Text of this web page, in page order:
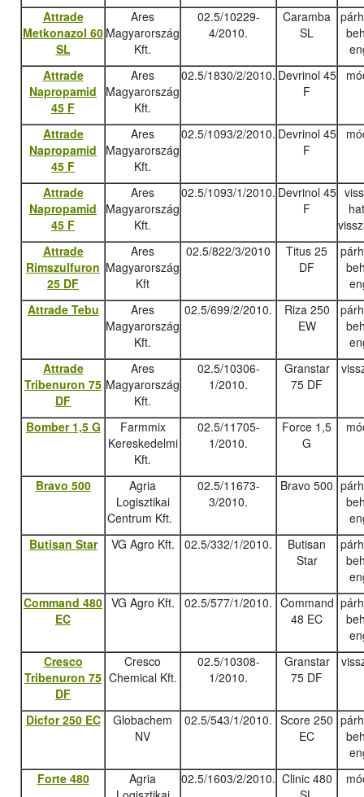
Attrade
Metkonazol 60
SL
Ares
Magyarország
Kft.
02.5/10229-
4/2010.
Caramba
SL
Attrade
Napropamid
45 F
Ares
Magyarország
Kft.
02.5/1830/2/2010. Devrinol 45
F
Attrade
Napropamid
45 F
Ares
Magyarország
Kft.
02.5/1093/2/2010. Devrinol 45
F
Attrade
Napropamid
45 F
Ares
Magyarország
Kft.
02.5/1093/1/2010. Devrinol 45
F
Attrade
Rimszulfuron
25 DF
Ares
Magyarország
Kft
02.5/822/3/2010
Titus 25
DF
Attrade Tebu
Ares
Magyarország
Kft.
02.5/699/2/2010.
Riza 250
EW
Attrade
Tribenuron 75
DF
Ares
Magyarország
Kft.
02.5/10306-
1/2010.
Granstar
75 DF
Bomber 1,5 G
Farmmix
Kereskedelmi
Kft.
02.5/11705-
1/2010.
Force 1,5
G
Bravo 500
Agria
Logisztikai
Centrum Kft.
02.5/11673-
3/2010.
Bravo 500
Butisan Star
VG Agro Kft. 02.5/332/1/2010.
Butisan
Star
Command 480
EC
VG Agro Kft. 02.5/577/1/2010. Command
48 EC
Cresco
Tribenuron 75
DF
Cresco
Chemical Kft.
02.5/10308-
1/2010.
Granstar
75 DF
Dicfor 250 EC
Globachem
NV
02.5/543/1/2010. Score 250
EC
Forte 480
Agria
02.5/1603/2/2010. Clinic 480